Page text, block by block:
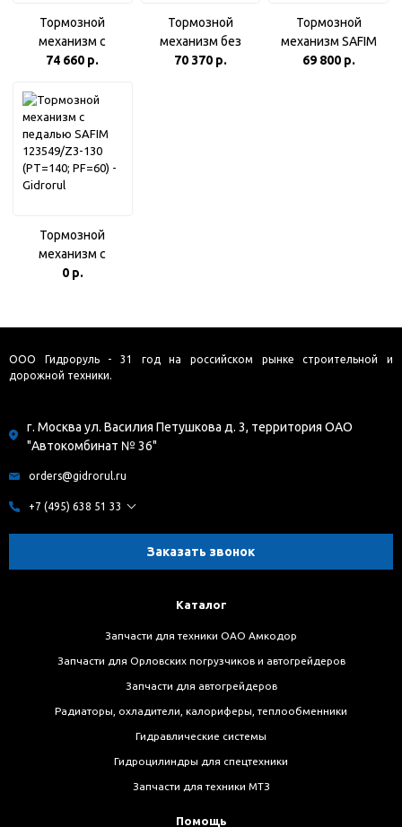
Тормозной
механизм с
педалью SAFIM
S6 O12F-SCN-M
PF=120 bar
74 660 р.
Тормозной
механизм без
педали SAFIM
70 370 р.
Тормозной
механизм SAFIM
161539/F (P1=150;
69 800 р.
Тормозной
механизм с
педалью SAFIM
0 р.
ООО Гидроруль - 31 год на российском рынке строительной и
дорожной техники.
г. Москва ул. Василия Петушкова д. 3, территория ОАО
"Автокомбинат № 36"
orders@gidrorul.ru
+7 (495) 638 51 33
Заказать звонок
Каталог
Запчасти для техники ОАО Амкодор
Запчасти для Орловских погрузчиков и автогрейдеров
Запчасти для автогрейдеров
Радиаторы, охладители, калориферы, теплообменники
Гидравлические системы
Гидроцилиндры для спецтехники
Запчасти для техники МТЗ
Помощь